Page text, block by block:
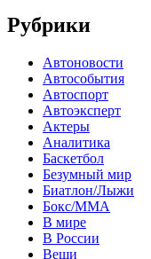
Рубрики
Автоновости
Автособытия
Автоспорт
Автоэксперт
Актеры
Аналитика
Баскетбол
Безумный мир
Биатлон/Лыжи
Бокс/MMA
В мире
В России
Вещи